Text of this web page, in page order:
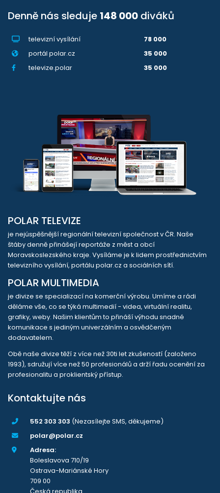
Denně nás sleduje 148 000 diváků
televizní vysílání
78 000
portál polar.cz
35 000
televize.polar
35 000
POLAR TELEVIZE
je nejúspěšnější regionální televizní společnost v ČR. Naše
štáby denně přinášejí reportáže z měst a obcí
Moravskoslezského kraje. Vysíláme je k lidem prostřednictvím
televizního vysílání, portálu polar.cz a sociálních sítí.
POLAR MULTIMEDIA
je divize se specializací na komerční výrobu. Umíme a rádi
děláme vše, co se týká multimedií - videa, virtuální realitu,
grafiky, weby. Našim klientům to přináší výhodu snadné
komunikace s jediným univerzálním a osvědčeným
dodavatelem.
Obě naše divize těží z více než 30ti let zkušeností (založeno
1993), sdružují více než 50 profesionálů a drží řadu ocenění za
profesionalitu a proklientský přístup.
Kontaktujte nás
552 303 303 (Nezasílejte SMS, děkujeme)
polar@polar.cz
Adresa:
Boleslavova 710/19
Ostrava-Mariánské Hory
709 00